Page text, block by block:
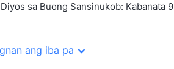
sa Buong Sansinukob: Kabanata 9
ang iba pa